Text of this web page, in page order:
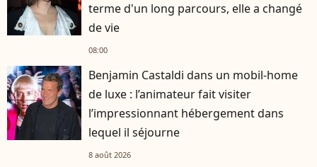
terme d'un long parcours, elle a changé
de vie
08:00
Benjamin Castaldi dans un mobil-home
de luxe : l’animateur fait visiter
l’impressionnant hébergement dans
lequel il séjourne
8 août 2026